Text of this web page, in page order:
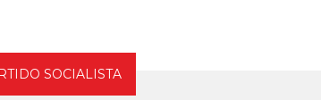
SOCIALISTA